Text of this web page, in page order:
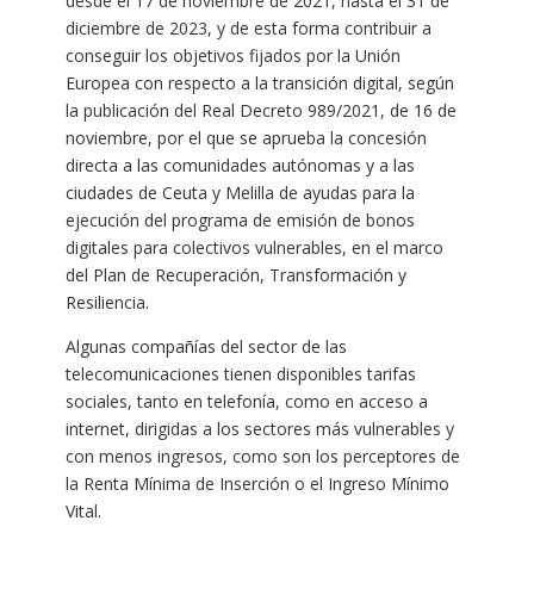
diciembre de 2023, y de esta forma contribuir a
conseguir los objetivos fijados por la Unión
Europea con respecto a la transición digital, según
la publicación del Real Decreto 989/2021, de 16 de
noviembre, por el que se aprueba la concesión
directa a las comunidades autónomas y a las
ciudades de Ceuta y Melilla de ayudas para la
ejecución del programa de emisión de bonos
digitales para colectivos vulnerables, en el marco
del Plan de Recuperación, Transformación y
Resiliencia.
Algunas compañías del sector de las
telecomunicaciones tienen disponibles tarifas
sociales, tanto en telefonía, como en acceso a
internet, dirigidas a los sectores más vulnerables y
con menos ingresos, como son los perceptores de
la Renta Mínima de Inserción o el Ingreso Mínimo
Vital.